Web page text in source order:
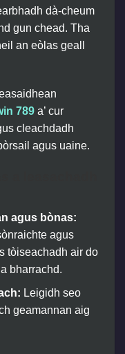
dà-cheum
gun chead. Tha
an eòlas geall
789 a’ cur
cleachdadh
agus uaine.
agus bònas:
agus
tòiseachadh air do
bharrachd.
Leigidh seo
geamannan aig